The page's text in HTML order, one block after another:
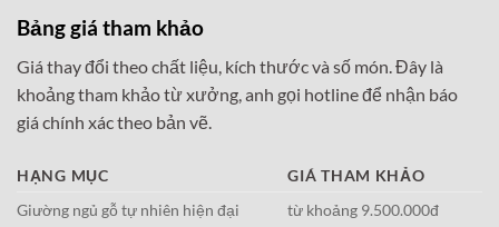
Bảng giá tham khảo
Giá thay đổi theo chất liệu, kích thước và số món. Đây là
khoảng tham khảo từ xưởng, anh gọi hotline để nhận báo
giá chính xác theo bản vẽ.
HẠNG MỤC
GIÁ THAM KHẢO
Giường ngủ gỗ tự nhiên hiện đại
từ khoảng 9.500.000đ